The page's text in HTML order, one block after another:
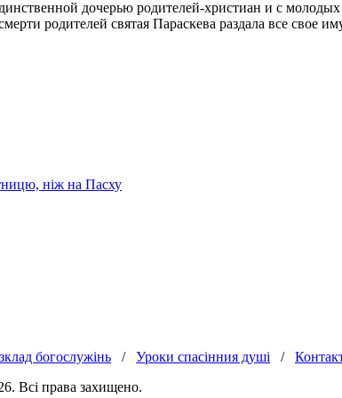
дочерью родителей-христиан и с
родителей святая Параскева раздала все свое
ніж на Пасху
богослужінь / Уроки спасінния душі /
Всі права захищено.